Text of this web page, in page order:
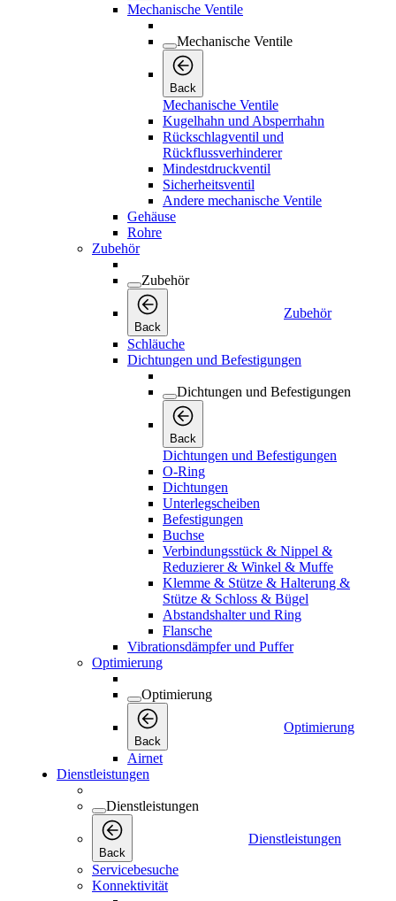
Mechanische Ventile
Mechanische Ventile
Back
Mechanische Ventile
Kugelhahn und Absperrhahn
Rückschlagventil und
Rückflussverhinderer
Mindestdruckventil
Sicherheitsventil
Andere mechanische Ventile
Gehäuse
Rohre
Zubehör
Zubehör
Back
Zubehör
Schläuche
Dichtungen und Befestigungen
Dichtungen und Befestigungen
Back
Dichtungen und Befestigungen
O-Ring
Dichtungen
Unterlegscheiben
Befestigungen
Buchse
Verbindungsstück & Nippel &
Reduzierer & Winkel & Muffe
Klemme & Stütze & Halterung &
Stütze & Schloss & Bügel
Abstandshalter und Ring
Flansche
Vibrationsdämpfer und Puffer
Optimierung
Optimierung
Back
Optimierung
Airnet
Dienstleistungen
Dienstleistungen
Back
Dienstleistungen
Servicebesuche
Konnektivität